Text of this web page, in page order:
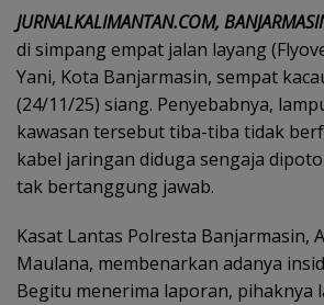
JURNALKALIMANTAN.COM,
di simpang empat jalan layang
Yani, Kota Banjarmasin, sempat
(24/11/25) siang. Penyebabnya,
kawasan tersebut tiba-tiba tidak
kabel jaringan diduga sengaja
tak bertanggung jawab.
Kasat Lantas Polresta Banjarmasin,
Maulana, membenarkan adanya
Begitu menerima laporan, pihaknya